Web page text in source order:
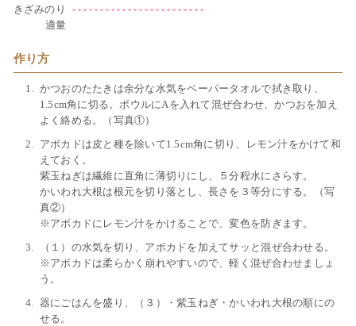
きざみのり
適量
作り方
かつおのたたきは余分な水気をペーパータオルで拭き取り、
1.5cm角に切る。ボウルにAを入れて混ぜ合わせ、かつおを加え
よく絡める。（写真①）
アボカドは皮と種を除いて1.5cm角に切り、レモン汁をかけて和
えておく。
紫玉ねぎは繊維に直角に薄切りにし、５分程水にさらす。
かいわれ大根は根元を切り落とし、長さを３等分にする。（写
真②）
※アボカドにレモン汁をかけることで、変色を防ぎます。
（１）の水気を切り、アボカドを加えてサッと混ぜ合わせる。
※アボカドは柔らかく崩れやすいので、軽く混ぜ合わせましょ
う。
器にごはんを盛り、（３）・紫玉ねぎ・かいわれ大根の順にの
せる。